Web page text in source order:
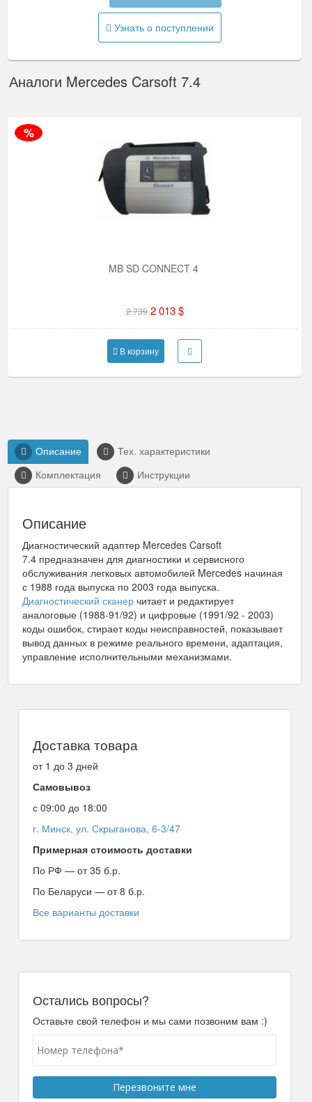
Узнать о поступлении
Аналоги Mercedes Carsoft 7.4
%
MB SD CONNECT 4
2 739 2 013 $
В корзину
Описание
Тех. характеристики
Комплектация
Инструкции
Описание
Диагностический адаптер Mercedes Carsoft
7.4 предназначен для диагностики и сервисного
обслуживания легковых автомобилей Mercedes начиная
с 1988 года выпуска по 2003 года выпуска.
Диагностический сканер читает и редактирует
аналоговые (1988-91/92) и цифровые (1991/92 - 2003)
коды ошибок, стирает коды неисправностей, показывает
вывод данных в режиме реального времени, адаптация,
управление исполнительными механизмами.
Доставка товара
от 1 до 3 дней
Самовывоз
с 09:00 до 18:00
г. Минск, ул. Скрыганова, 6-3/47
Примерная стоимость доставки
По РФ — от 35 б.р.
По Беларуси — от 8 б.р.
Все варианты доставки
Остались вопросы?
Оставьте свой телефон и мы сами позвоним вам :)